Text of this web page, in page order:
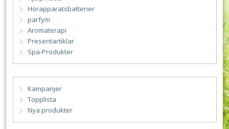
Hörapparatsbatterier
parfym
Aromaterapi
Presentartiklar
Spa-Produkter
Kampanjer
Topplista
Nya produkter